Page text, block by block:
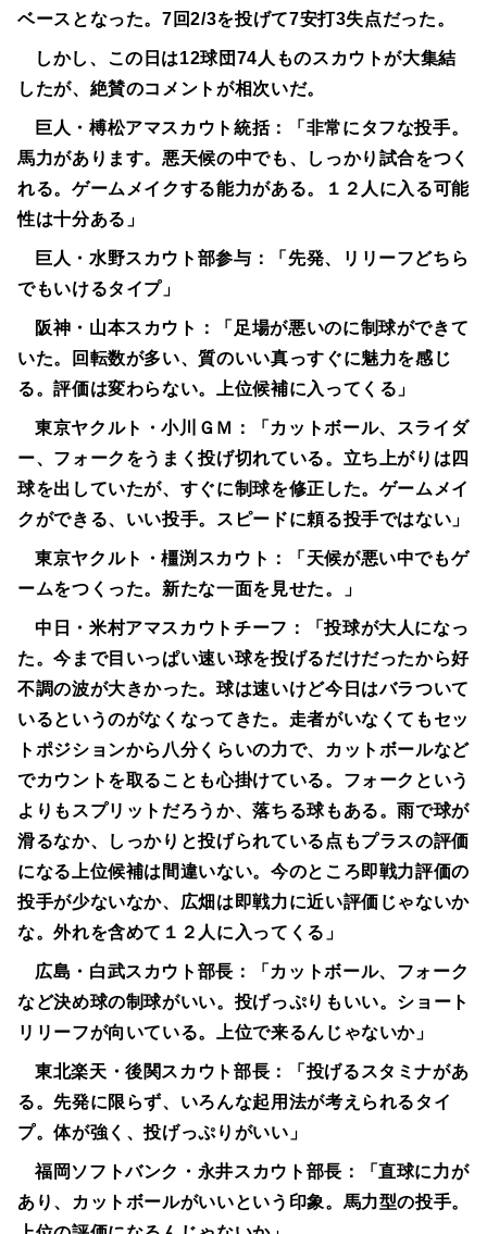
ベースとなった。7回2/3を投げて7安打3失点だった。
しかし、この日は12球団74人ものスカウトが大集結
したが、絶賛のコメントが相次いだ。
巨人・榑松アマスカウト統括：「非常にタフな投手。
馬力があります。悪天候の中でも、しっかり試合をつく
れる。ゲームメイクする能力がある。１２人に入る可能
性は十分ある」
巨人・水野スカウト部参与：「先発、リリーフどちら
でもいけるタイプ」
阪神・山本スカウト：「足場が悪いのに制球ができて
いた。回転数が多い、質のいい真っすぐに魅力を感じ
る。評価は変わらない。上位候補に入ってくる」
東京ヤクルト・小川ＧＭ：「カットボール、スライダ
ー、フォークをうまく投げ切れている。立ち上がりは四
球を出していたが、すぐに制球を修正した。ゲームメイ
クができる、いい投手。スピードに頼る投手ではない」
東京ヤクルト・橿渕スカウト：「天候が悪い中でもゲ
ームをつくった。新たな一面を見せた。」
中日・米村アマスカウトチーフ：「投球が大人になっ
た。今まで目いっぱい速い球を投げるだけだったから好
不調の波が大きかった。球は速いけど今日はバラついて
いるというのがなくなってきた。走者がいなくてもセッ
トポジションから八分くらいの力で、カットボールなど
でカウントを取ることも心掛けている。フォークという
よりもスプリットだろうか、落ちる球もある。雨で球が
滑るなか、しっかりと投げられている点もプラスの評価
になる上位候補は間違いない。今のところ即戦力評価の
投手が少ないなか、広畑は即戦力に近い評価じゃないか
な。外れを含めて１２人に入ってくる」
広島・白武スカウト部長：「カットボール、フォーク
など決め球の制球がいい。投げっぷりもいい。ショート
リリーフが向いている。上位で来るんじゃないか」
東北楽天・後関スカウト部長：「投げるスタミナがあ
る。先発に限らず、いろんな起用法が考えられるタイ
プ。体が強く、投げっぷりがいい」
福岡ソフトバンク・永井スカウト部長：「直球に力が
あり、カットボールがいいという印象。馬力型の投手。